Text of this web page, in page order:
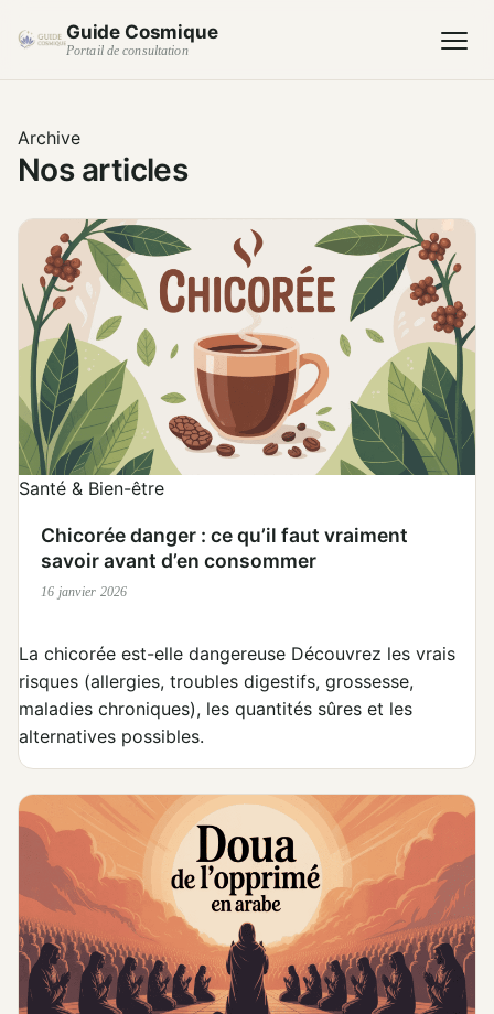
Guide Cosmique
Portail de consultation
Archive
Nos articles
Santé & Bien-être
Chicorée danger : ce qu’il faut vraiment
savoir avant d’en consommer
16 janvier 2026
La chicorée est-elle dangereuse Découvrez les vrais
risques (allergies, troubles digestifs, grossesse,
maladies chroniques), les quantités sûres et les
alternatives possibles.